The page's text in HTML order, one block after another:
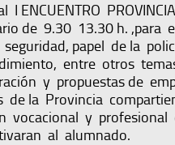
ENCUENTRO
de 9.30 13.30 h. ,para
papel de la
entre otros
y propuestas de
de la Provincia
vocacional y
al alumnado.